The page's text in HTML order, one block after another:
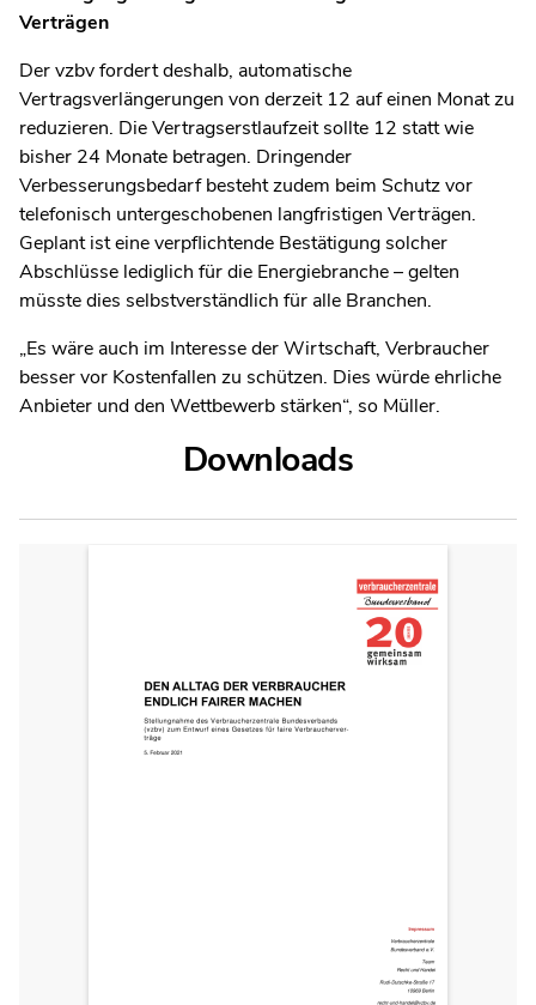
Verträgen
Der vzbv fordert deshalb, automatische
Vertragsverlängerungen von derzeit 12 auf einen Monat zu
reduzieren. Die Vertragserstlaufzeit sollte 12 statt wie
bisher 24 Monate betragen. Dringender
Verbesserungsbedarf besteht zudem beim Schutz vor
telefonisch untergeschobenen langfristigen Verträgen.
Geplant ist eine verpflichtende Bestätigung solcher
Abschlüsse lediglich für die Energiebranche – gelten
müsste dies selbstverständlich für alle Branchen.
„Es wäre auch im Interesse der Wirtschaft, Verbraucher
besser vor Kostenfallen zu schützen. Dies würde ehrliche
Anbieter und den Wettbewerb stärken“, so Müller.
Downloads